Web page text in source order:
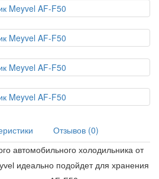
Отзывов (0)
автомобильного холодильника от
идеально подойдет для хранения